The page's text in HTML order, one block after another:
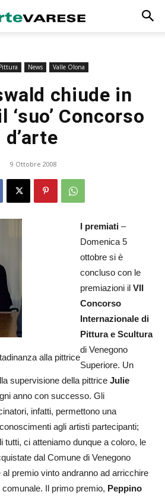
News Valle Olona
chiude in
‘suo’ Concorso
d’arte
9 Ottobre 2008
alla pittrice
I premiati –
Domenica 5
ottobre si è
concluso con le
premiazioni il VII
Concorso
Internazionale di
Pittura e Scultura
di Venegono
Superiore. Un
supervisione della pittrice Julie
anno con successo. Gli
infatti, permettono una
agli artisti partecipanti;
tutti, ci atteniamo dunque a coloro, le
dal Comune di Venegono
premio vinto andranno ad arricchire
Il primo premio, Peppino